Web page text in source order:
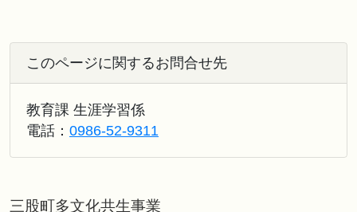
このページに関するお問合せ先
教育課 生涯学習係
電話： 0986-52-9311
三股町多文化共生事業